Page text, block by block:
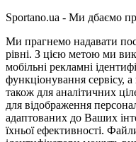
Sportano.ua - Ми дбаємо
Ми прагнемо надавати
рівні. З цією метою ми
мобільні рекламні
функціонування сервісу,
також для аналітичних
для відображення
адаптованих до Ваших
їхньої ефективності.